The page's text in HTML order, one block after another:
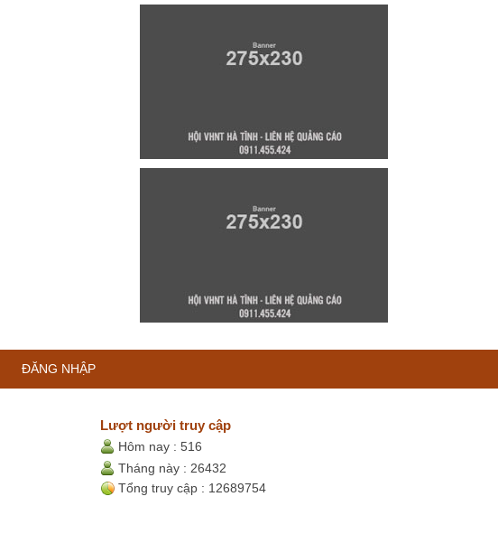
ĐĂNG NHẬP
Lượt người truy cập
Hôm nay : 516
Tháng này : 26432
Tổng truy cập : 12689754